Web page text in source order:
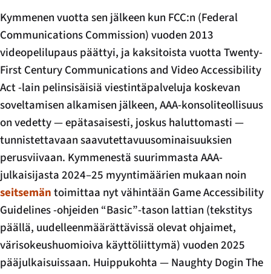
Kymmenen vuotta sen jälkeen kun FCC:n (Federal
Communications Commission) vuoden 2013
videopelilupaus päättyi, ja kaksitoista vuotta Twenty-
First Century Communications and Video Accessibility
Act -lain pelinsisäisiä viestintäpalveluja koskevan
soveltamisen alkamisen jälkeen, AAA-konsoliteollisuus
on vedetty — epätasaisesti, joskus haluttomasti —
tunnistettavaan saavutettavuusominaisuuksien
perusviivaan. Kymmenestä suurimmasta AAA-
julkaisijasta 2024–25 myyntimäärien mukaan noin
seitsemäntoimittaa nyt vähintään Game Accessibility
Guidelines -ohjeiden “Basic”-tason lattian (tekstitys
päällä, uudelleenmäärättävissä olevat ohjaimet,
värisokeushuomioiva käyttöliittymä) vuoden 2025
pääjulkaisuissaan. Huippukohta — Naughty DoginThe